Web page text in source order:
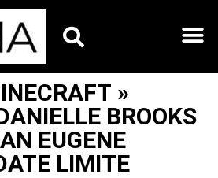
»
BROOKS
EUGENE
LIMITE